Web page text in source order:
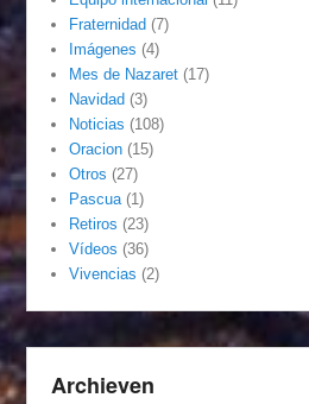
Fraternidad (7)
Imágenes (4)
Mes de Nazaret (17)
Navidad (3)
Noticias (108)
Oracion (15)
Otros (27)
Pascua (1)
Retiros (23)
Vídeos (36)
Vivencias (2)
Archieven